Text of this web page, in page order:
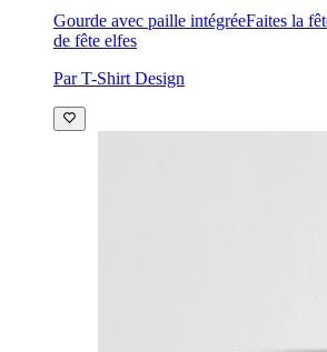
Gourde avec paille intégréeFaites la
de fête elfes
Par T-Shirt Design